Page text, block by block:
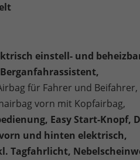
einstell- und
für Fahrer und Beifahrer,
vorn mit Kopfairbag,
Easy Start-Knopf,
und hinten elektrisch,
Tagfahrlicht,